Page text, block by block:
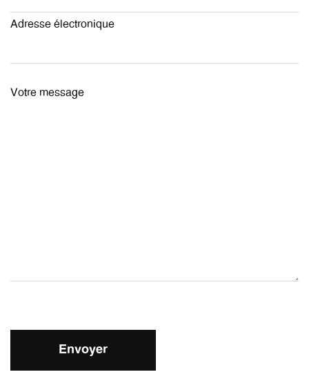
Adresse électronique
Votre message